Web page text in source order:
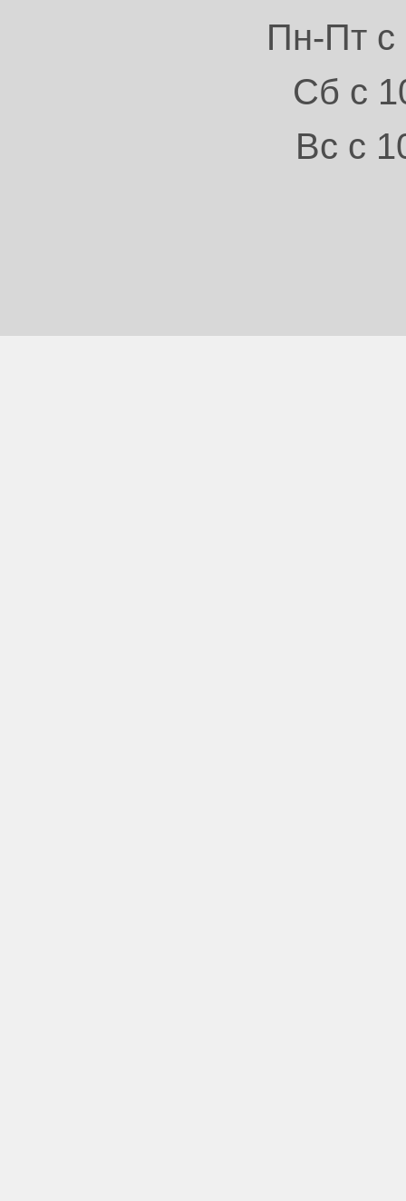
Пн-Пт с
Сб с
Вс с